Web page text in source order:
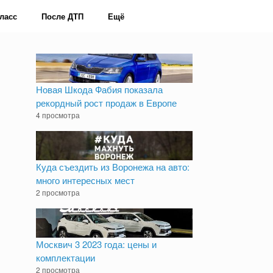
После ДТП Ещё
Новая Шкода Фабия показала
рекордный рост продаж в Европе
4 просмотра
Куда съездить из Воронежа на авто:
много интересных мест
2 просмотра
Москвич 3 2023 года: цены и
комплектации
2 просмотра